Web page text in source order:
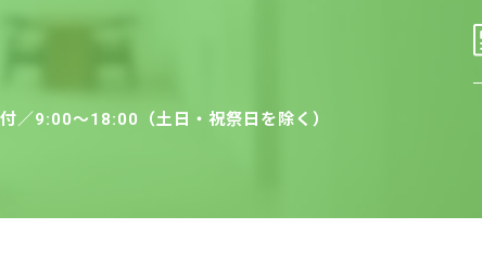
／9:00〜18:00（土日・祝祭日を除く）